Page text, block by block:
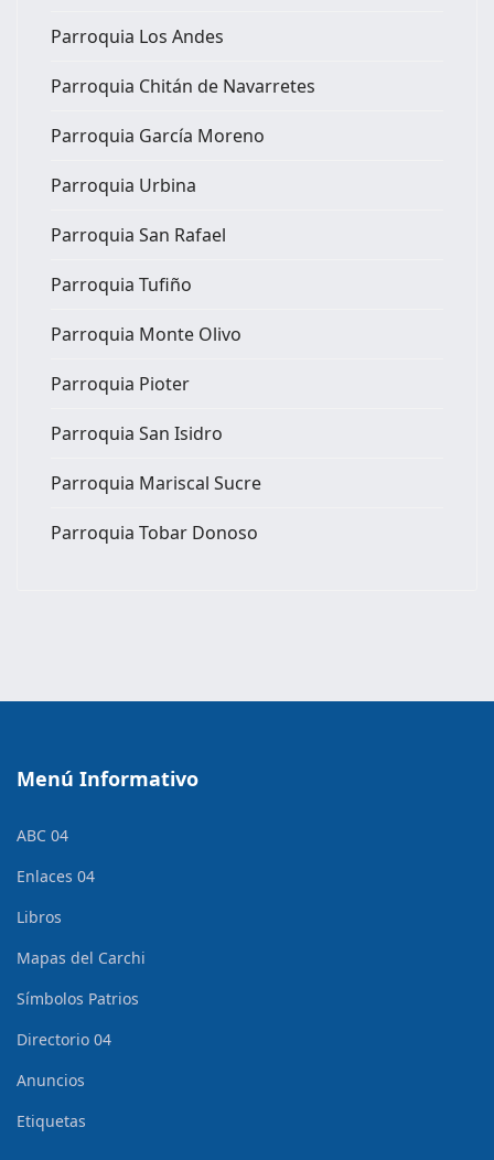
Parroquia Los Andes
Parroquia Chitán de Navarretes
Parroquia García Moreno
Parroquia Urbina
Parroquia San Rafael
Parroquia Tufiño
Parroquia Monte Olivo
Parroquia Pioter
Parroquia San Isidro
Parroquia Mariscal Sucre
Parroquia Tobar Donoso
Menú Informativo
ABC 04
Enlaces 04
Libros
Mapas del Carchi
Símbolos Patrios
Directorio 04
Anuncios
Etiquetas